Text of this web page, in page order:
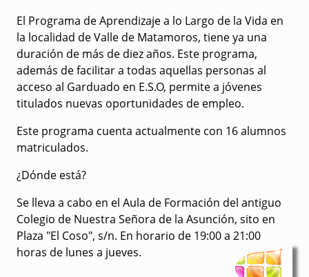
El Programa de Aprendizaje a lo Largo de la Vida en
la localidad de Valle de Matamoros, tiene ya una
duración de más de diez años. Este programa,
además de facilitar a todas aquellas personas al
acceso al Garduado en E.S.O, permite a jóvenes
titulados nuevas oportunidades de empleo.
Este programa cuenta actualmente con 16 alumnos
matriculados.
¿Dónde está?
Se lleva a cabo en el Aula de Formación del antiguo
Colegio de Nuestra Señora de la Asunción, sito en
Plaza "El Coso", s/n. En horario de 19:00 a 21:00
horas de lunes a jueves.